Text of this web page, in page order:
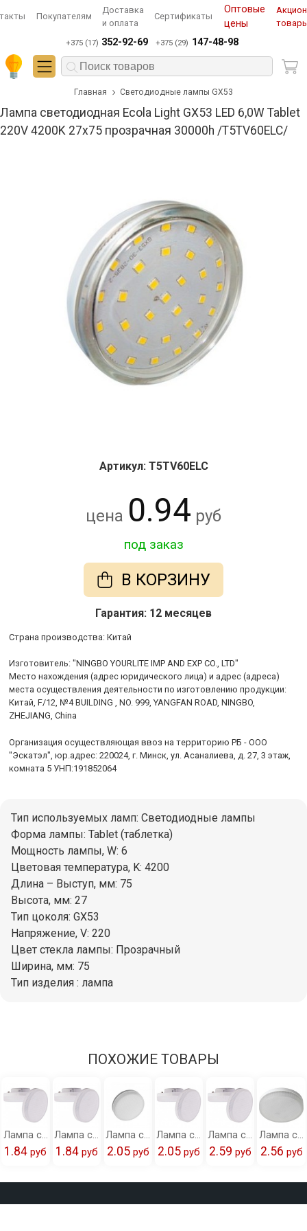
Покупателям
Доставка
и оплата
Сертификаты
Оптовые
цены
+375 (17) 352-92-69 +375 (29) 147-48-98
Главная Светодиодные лампы GX53
Лампа светодиодная Ecola Light GX53 LED 6,0W Tablet
220V 4200K 27x75 прозрачная 30000h /T5TV60ELC/
Артикул: T5TV60ELC
цена 0.94 руб
под заказ
В КОРЗИНУ
Гарантия: 12 месяцев
Cтрана производства: Китай
Изготовитель: "NINGBO YOURLITE IMP AND EXP CO., LTD"
Место нахождения (адрес юридического лица) и адрес (адреса)
места осуществления деятельности по изготовлению продукции:
Китай, F/12, №4 BUILDING , NO. 999, YANGFAN ROAD, NINGBO,
ZHEJIANG, China
Организация осуществляющая ввоз на территорию РБ - ООО
"Эскатэл", юр.адрес: 220024, г. Минск, ул. Асаналиева, д. 27, 3 этаж,
комната 5 УНП:191852064
Тип используемых ламп: Светодиодные лампы
Форма лампы: Tablet (таблетка)
Мощность лампы, W: 6
Цветовая температура, K: 4200
Длина – Выступ, мм: 75
Высота, мм: 27
Тип цоколя: GX53
Напряжение, V: 220
Цвет стекла лампы: Прозрачный
Ширина, мм: 75
Тип изделия : лампа
ПОХОЖИЕ ТОВАРЫ
Лампа светодиодная Ecola Light GX53 LED 6,0W Tablet 220V 2800K 27x75 матовая 30000h /T5MW60ELC/
1.84pуб
Лампа светодиодная Ecola Light GX53 LED 6,0W Tablet 220V 4200K 27x75 матовая 30000h /T5MV60ELC/
1.84pуб
Лампа светодиодная Ecola GX53 LED 6,0W Tablet 220V 2800K матовая 27x75 /T5QW60ELC/
2.05 pуб
Лампа светодиодная Ecola GX53 LED 6,0W Tablet 220V 4200K матовая 27x75 /T5QV60ELC/
2.05pуб
Лампа светодиодная Ecola GX53 LED Premium 6,0W Tablet 220V 4200K матовая 27x75 /T5UV60ELC/
2.59 pуб
Лампа светодиодная Ecola GX53 LED Premium 8,5W Tablet 220V 2800K матовая 27x75 /T5UW85ELC/
2.56 pуб